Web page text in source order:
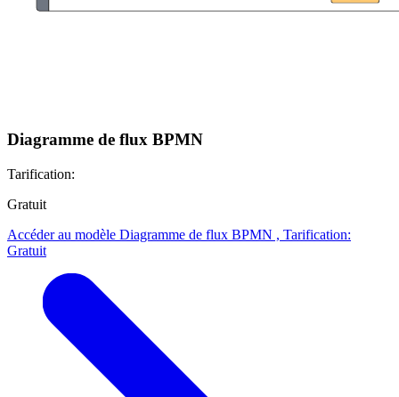
Diagramme de flux BPMN
Tarification:
Gratuit
Accéder au modèle Diagramme de flux BPMN , Tarification:
Gratuit